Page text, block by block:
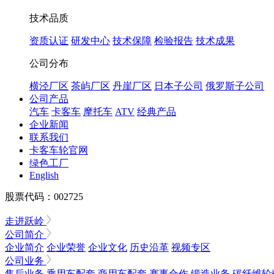
技术品质
资质认证 研发中心 技术保障 检验报告 技术成果
公司分布
横泾厂区 茶屿厂区 丹崖厂区 日本子公司 俄罗斯子公司
公司产品
汽车 卡客车 摩托车 ATV 经典产品
企业新闻
联系我们
卡客车轮官网
绿色工厂
English
股票代码：002725
走进跃岭
公司简介
企业简介 企业荣誉 企业文化 历史沿革 视频专区
公司业务